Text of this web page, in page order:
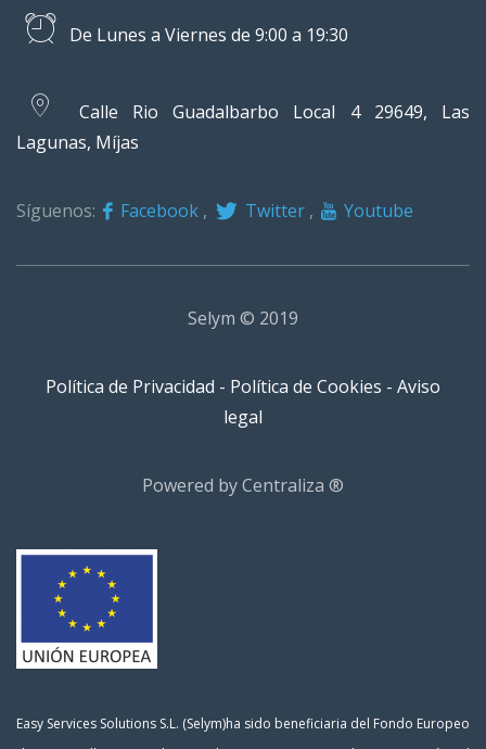
De Lunes a Viernes de 9:00 a 19:30
Calle Rio Guadalbarbo Local 4 29649, Las
Lagunas, Míjas
Síguenos: Facebook , Twitter, Youtube
Selym © 2019
Política de Privacidad - Política de Cookies - Aviso
legal
Powered by Centraliza ®
Easy Services Solutions S.L. (Selym)ha sido beneficiaria del Fondo Europeo